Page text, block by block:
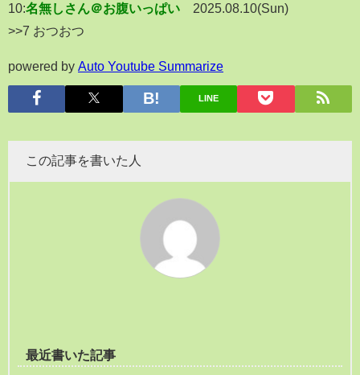
10:名無しさん＠お腹いっぱい
2025.08.10(Sun)
>>7 おつおつ
powered by Auto Youtube Summarize
LINE
この記事を書いた人
最近書いた記事